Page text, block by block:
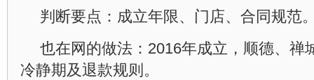
判断要点：成立年限、门店、合同规范
也在网的做法：2016年成立，顺德、禅
冷静期及退款规则。